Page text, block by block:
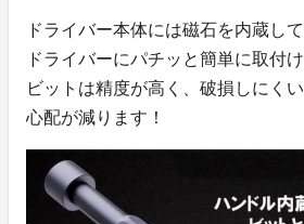
ドライバー本体には磁石を内蔵し
ドライバーにパチッと簡単に取付け
ビットは精度が高く、破損しにく
心配が減ります！